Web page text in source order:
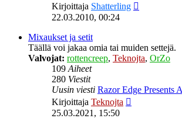
Kirjoittaja Shatterling
22.03.2010, 00:24
Mixaukset ja setit
Täällä voi jakaa omia tai muiden settejä.
Valvojat: rottencreep, Teknojta, OrZo
109Aiheet
280 Viestit
Uusin viesti Razor Edge Presents
Kirjoittaja Teknojta
25.03.2021, 15:50